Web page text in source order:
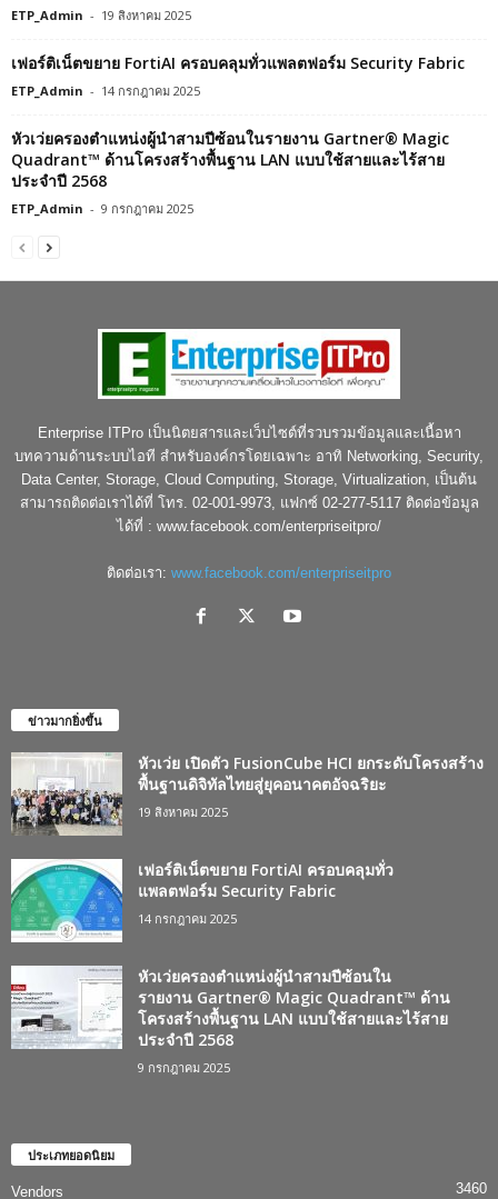
ETP_Admin - 19 สิงหาคม 2025
เฟอร์ติเน็ตขยาย FortiAI ครอบคลุมทั่วแพลตฟอร์ม Security Fabric
ETP_Admin - 14 กรกฎาคม 2025
หัวเว่ยครองตำแหน่งผู้นำสามปีซ้อนในรายงาน Gartner® Magic
Quadrant™ ด้านโครงสร้างพื้นฐาน LAN แบบใช้สายและไร้สาย
ประจำปี 2568
ETP_Admin - 9 กรกฎาคม 2025
Enterprise ITPro เป็นนิตยสารและเว็บไซต์ที่รวบรวมข้อมูลและเนื้อหา
บทความด้านระบบไอที สำหรับองค์กรโดยเฉพาะ อาทิ Networking, Security,
Data Center, Storage, Cloud Computing, Storage, Virtualization, เป็นต้น
สามารถติดต่อเราได้ที่ โทร. 02-001-9973, แฟกซ์ 02-277-5117 ติดต่อข้อมูล
ได้ที่ : www.facebook.com/enterpriseitpro/
ติดต่อเรา: www.facebook.com/enterpriseitpro
ข่าวมากยิ่งขึ้น
หัวเว่ย เปิดตัว FusionCube HCI ยกระดับโครงสร้าง
พื้นฐานดิจิทัลไทยสู่ยุคอนาคตอัจฉริยะ
19 สิงหาคม 2025
เฟอร์ติเน็ตขยาย FortiAI ครอบคลุมทั่ว
แพลตฟอร์ม Security Fabric
14 กรกฎาคม 2025
หัวเว่ยครองตำแหน่งผู้นำสามปีซ้อนใน
รายงาน Gartner® Magic Quadrant™ ด้าน
โครงสร้างพื้นฐาน LAN แบบใช้สายและไร้สาย
ประจำปี 2568
9 กรกฎาคม 2025
ประเภทยอดนิยม
Vendors 3460